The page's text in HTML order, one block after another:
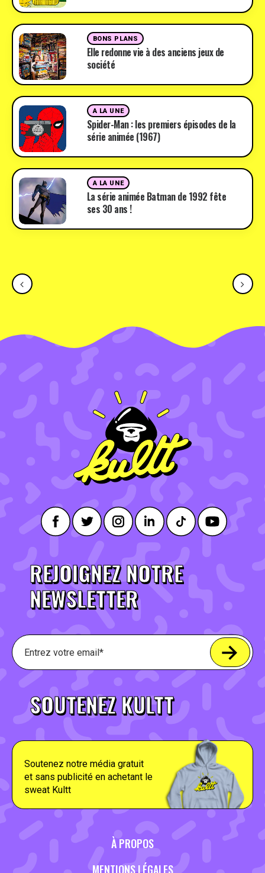
BONS PLANS
Elle redonne vie à des anciens jeux de
société
A LA UNE
Spider-Man : les premiers épisodes de la
série animée (1967)
A LA UNE
La série animée Batman de 1992 fête
ses 30 ans !
REJOIGNEZ NOTRE
NEWSLETTER
SOUTENEZ KULTT
Soutenez notre média gratuit
et sans publicité en achetant le
sweat Kultt
À PROPOS
MENTIONS LÉGALES